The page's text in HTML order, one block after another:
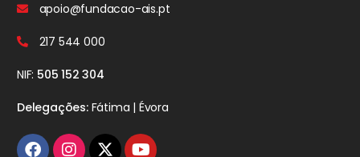
apoio@fundacao-ais.pt
217 544 000
NIF: 505 152 304
Delegações:Fátima | Évora